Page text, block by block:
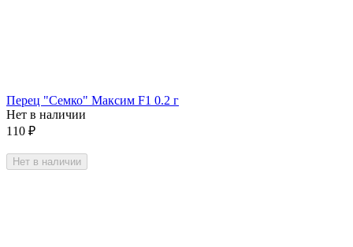
Перец "Семко" Максим F1 0.2 г
Нет в наличии
110 ₽
Нет в наличии